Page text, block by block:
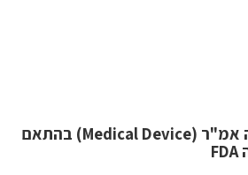
אמ"ר (Medical Device) בהתאם
FDA